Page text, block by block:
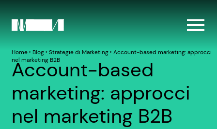
Home‣ Blog‣Strategie di Marketing‣Account-based marketing: approcci
nel marketing B2B
Account-based
marketing: approcci
nel marketing B2B